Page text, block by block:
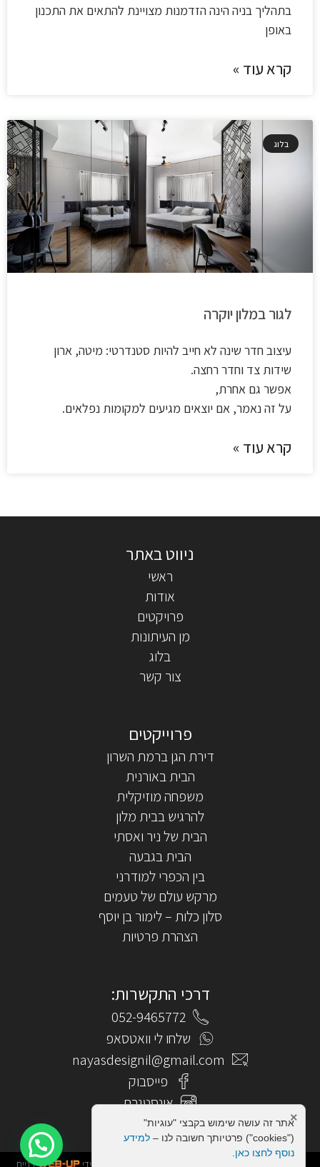
בתהליך בניה הינה הזדמנות מצויינת להתאים את התכנון
באופן
קרא עוד »
בלוג
לגור במלון יוקרה
עיצוב חדר שינה לא חייב להיות סטנדרטי: מיטה, ארון
שידות צד וחדר רחצה.
אפשר גם אחרת,
על זה נאמר, אם יוצאים מגיעים למקומות נפלאים.
קרא עוד »
ראשי
אודות
פרויקטים
מן העיתונות
בלוג
צור קשר
דירת הגן ברמת השרון
הבית באורנית
משפחה מוזיקלית
להרגיש בבית מלון
הבית של ניר ואסתי
הבית בגבעה
בין הכפרי למודרני
מרקש עולם של טעמים
סלון כלות – לימור בן יוסף
הצהרת פרטיות
דרכי התקשרות:
052-9465772
שלחו לי וואטסאפ
nayasdesignil@gmail.com
פייסבוק
אינסטגרם
כל הזכויות שמורות לאביבית אבורוס | עיצוב ופיתוח בוצע על ידי בניית
אתר זה עושה שימוש בקבצי "עוגיות"
("cookies") פרטיותך חשובה לנו –
למידע
נוסף לחצו כאן
×